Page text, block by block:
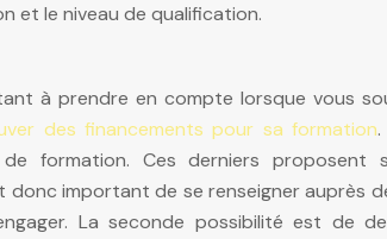
et le niveau de qualification.
à prendre en compte lorsque vous
des financements pour sa formation
formation. Ces derniers proposent
important de se renseigner auprès
La seconde possibilité est de